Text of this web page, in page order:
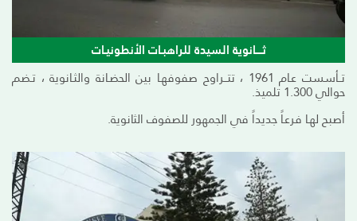
ثــــانوية السيدة للراهبـات الأنطونيـات
تــأسست عـام 1961 ، تتــراوح صفوفهـا بين الحضـانة والثـانوية ، تـضم
حوالي 1.300 تلميذ.
أصبح لهـا فرعـاً جديداً في الجمهور للصفوف الثانوية.